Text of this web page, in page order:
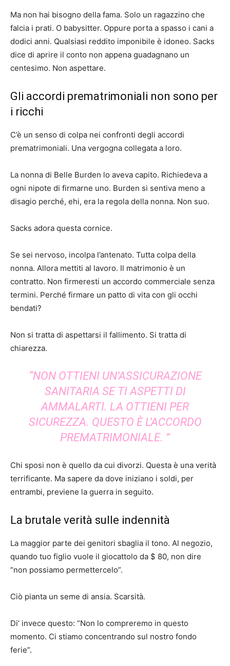
Ma non hai bisogno della fama. Solo un ragazzino che
falcia i prati. O babysitter. Oppure porta a spasso i cani a
dodici anni. Qualsiasi reddito imponibile è idoneo. Sacks
dice di aprire il conto non appena guadagnano un
centesimo. Non aspettare.
Gli accordi prematrimoniali non sono per
i ricchi
C’è un senso di colpa nei confronti degli accordi
prematrimoniali. Una vergogna collegata a loro.
La nonna di Belle Burden lo aveva capito. Richiedeva a
ogni nipote di firmarne uno. Burden si sentiva meno a
disagio perché, ehi, era la regola della nonna. Non suo.
Sacks adora questa cornice.
Se sei nervoso, incolpa l’antenato. Tutta colpa della
nonna. Allora mettiti al lavoro. Il matrimonio è un
contratto. Non firmeresti un accordo commerciale senza
termini. Perché firmare un patto di vita con gli occhi
bendati?
Non si tratta di aspettarsi il fallimento. Si tratta di
chiarezza.
“NON OTTIENI UN’ASSICURAZIONE
SANITARIA SE TI ASPETTI DI
AMMALARTI. LA OTTIENI PER
SICUREZZA. QUESTO È L’ACCORDO
PREMATRIMONIALE. ”
Chi sposi non è quello da cui divorzi. Questa è una verità
terrificante. Ma sapere da dove iniziano i soldi, per
entrambi, previene la guerra in seguito.
La brutale verità sulle indennità
La maggior parte dei genitori sbaglia il tono. Al negozio,
quando tuo figlio vuole il giocattolo da $ 80, non dire
“non possiamo permettercelo”.
Ciò pianta un seme di ansia. Scarsità.
Di’ invece questo: “Non lo compreremo in questo
momento. Ci stiamo concentrando sul nostro fondo
ferie”.